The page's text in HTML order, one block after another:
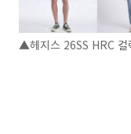
▲헤지스 26SS HRC 컬